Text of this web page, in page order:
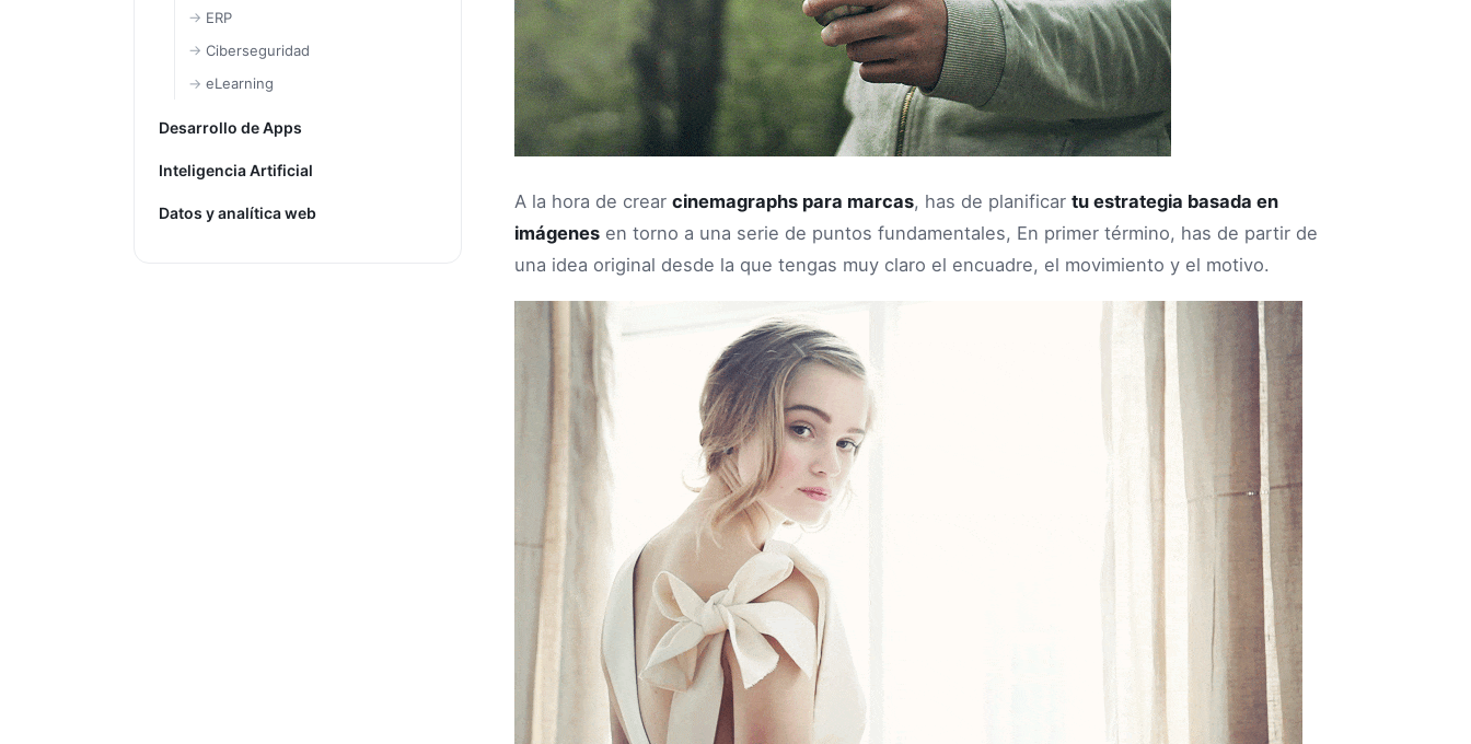
ERP
Ciberseguridad
eLearning
Desarrollo de Apps
Inteligencia Artificial
Datos y analítica web
A la hora de crear cinemagraphs para marcas, has de planificar tu estrategia basada en
imágenes en torno a una serie de puntos fundamentales, En primer término, has de partir de
una idea original desde la que tengas muy claro el encuadre, el movimiento y el motivo.